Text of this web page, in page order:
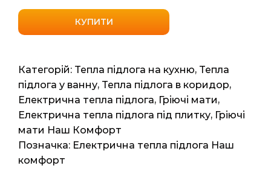
мат
"Наш
комфорт"
300
Вт/2,0
кв.м
кількість
КУПИТИ
Категорій: Тепла підлога на кухню, Тепла
підлога у ванну, Тепла підлога в коридор,
Електрична тепла підлога, Гріючі мати,
Електрична тепла підлога під плитку, Гріючі
мати Наш Комфорт
Позначка: Електрична тепла підлога Наш
комфорт